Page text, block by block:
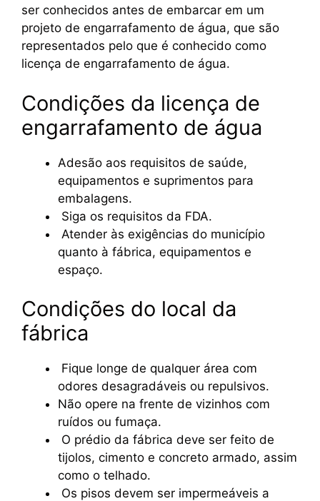
ser conhecidos antes de embarcar em um
projeto de engarrafamento de água, que são
representados pelo que é conhecido como
licença de engarrafamento de água.
Condições da licença de
engarrafamento de água
Adesão aos requisitos de saúde,
equipamentos e suprimentos para
embalagens.
Siga os requisitos da FDA.
Atender às exigências do município
quanto à fábrica, equipamentos e
espaço.
Condições do local da
fábrica
Fique longe de qualquer área com
odores desagradáveis ou repulsivos.
Não opere na frente de vizinhos com
ruídos ou fumaça.
O prédio da fábrica deve ser feito de
tijolos, cimento e concreto armado, assim
como o telhado.
Os pisos devem ser impermeáveis a